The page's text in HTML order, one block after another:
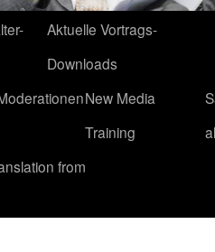
Aktuelle Vortrags-
Downloads
New Media
Training
from